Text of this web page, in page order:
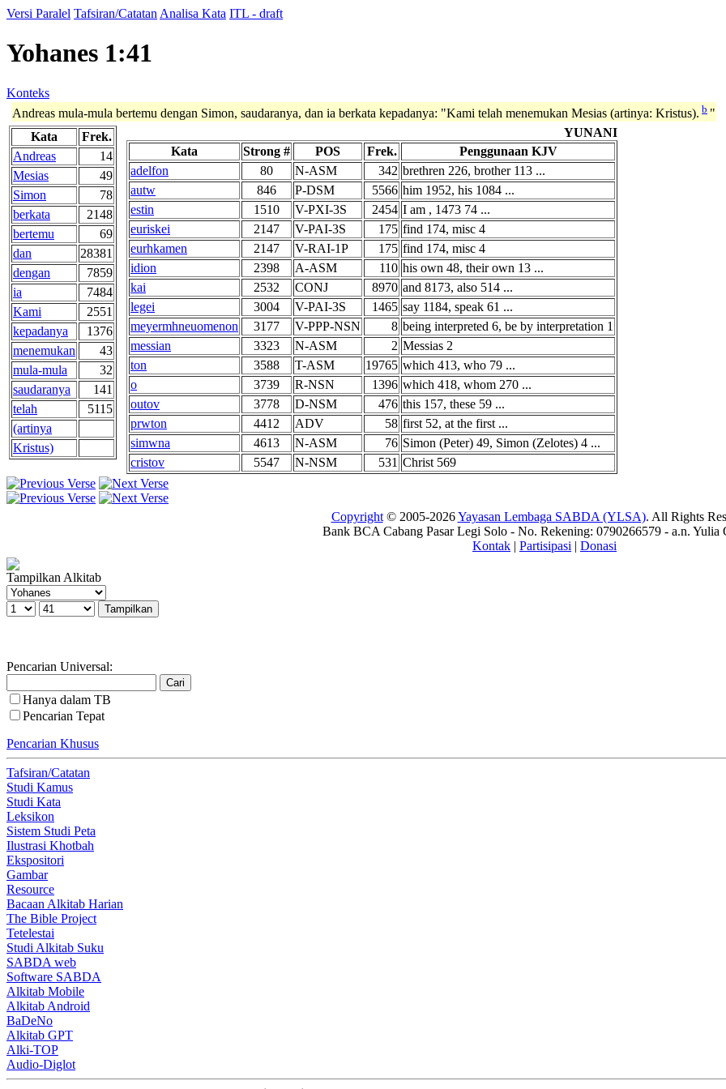
Versi Paralel Tafsiran/Catatan Analisa Kata ITL - draft
Yohanes 1:41
Konteks
Andreas mula-mula bertemu dengan Simon, saudaranya, dan ia berkata kepadanya: "Kami telah menemukan Mesias (artinya: Kristus). b "
Kata
Frek.
Andreas
14
Mesias
49
Simon
78
berkata
2148
bertemu
69
dan
28381
dengan
7859
ia
7484
Kami
2551
kepadanya
1376
menemukan
43
mula-mula
32
saudaranya
141
telah
5115
(artinya
Kristus)
YUNANI
Kata
Strong # POS Frek.
Penggunaan KJV
adelfon
80 N-ASM 342 brethren 226, brother 113 ...
autw
846 P-DSM 5566 him 1952, his 1084 ...
estin
1510 V-PXI-3S 2454 I am , 1473 74 ...
euriskei
2147 V-PAI-3S 175 find 174, misc 4
eurhkamen
2147 V-RAI-1P 175 find 174, misc 4
idion
2398 A-ASM 110 his own 48, their own 13 ...
kai
2532 CONJ 8970 and 8173, also 514 ...
legei
3004 V-PAI-3S 1465 say 1184, speak 61 ...
meyermhneuomenon
3177 V-PPP-NSN 8 being interpreted 6, be by interpretation 1
messian
3323 N-ASM 2 Messias 2
ton
3588 T-ASM 19765 which 413, who 79 ...
o
3739 R-NSN 1396 which 418, whom 270 ...
outov
3778 D-NSM 476 this 157, these 59 ...
prwton
4412 ADV 58 first 52, at the first ...
simwna
4613 N-ASM 76 Simon (Peter) 49, Simon (Zelotes) 4 ...
cristov
5547 N-NSM 531 Christ 569
Copyright© 2005-2026Yayasan Lembaga SABDA (YLSA). All Rights
Bank BCA Cabang Pasar Legi Solo - No. Rekening: 0790266579 - a.n. Yulia
Kontak | Partisipasi | Donasi
Tampilkan Alkitab
Pencarian Universal:
Hanya dalam TB
Pencarian Tepat
Pencarian Khusus
Tafsiran/Catatan
Studi Kamus
Studi Kata
Leksikon
Sistem Studi Peta
Ilustrasi Khotbah
Ekspositori
Gambar
Resource
Bacaan Alkitab Harian
The Bible Project
Tetelestai
Studi Alkitab Suku
SABDA web
Software SABDA
Alkitab Mobile
Alkitab Android
BaDeNo
Alkitab GPT
Alki-TOP
Audio-Diglot